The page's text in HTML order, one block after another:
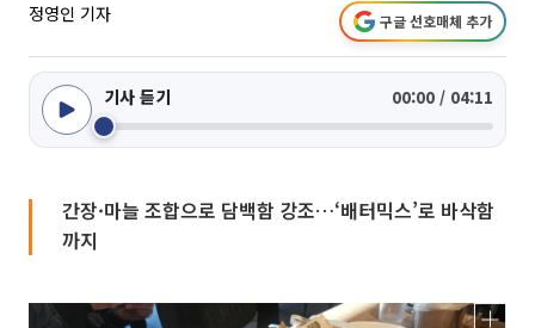
정영인 기자 구글 선호매체 추가
기사 듣기 00:00 / 04:11
간장·마늘 조합으로 담백함 강조…‘배터믹스’로 바삭함
까지